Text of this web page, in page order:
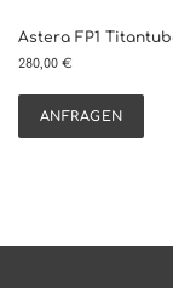
Astera FP1
280,00 €
ANFRAGEN